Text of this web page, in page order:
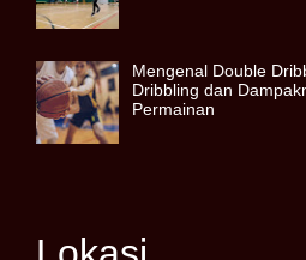
Mengenal Double
Dribbling dan
Permainan